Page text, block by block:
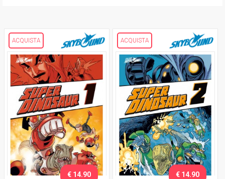
ACQUISTA
€ 14.90
ACQUISTA
€ 14.90